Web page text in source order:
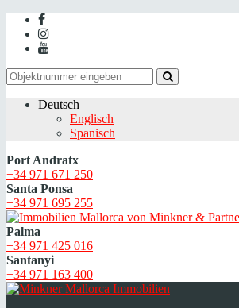
Deutsch
Englisch
Spanisch
Port Andratx
+34 971 671 250
Santa Ponsa
+34 971 695 255
Palma
+34 971 425 016
Santanyi
+34 971 163 400